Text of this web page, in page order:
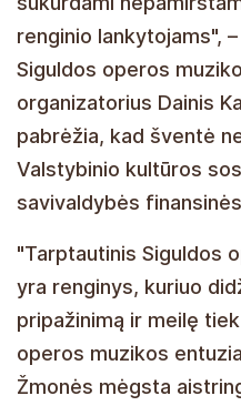
renginio lankytojams",
Siguldos operos
organizatorius Dainis
pabrėžia, kad šventė
Valstybinio kultūros
savivaldybės
"Tarptautinis Siguldos
yra renginys, kuriuo
pripažinimą ir meilę
operos muzikos
Žmonės mėgsta